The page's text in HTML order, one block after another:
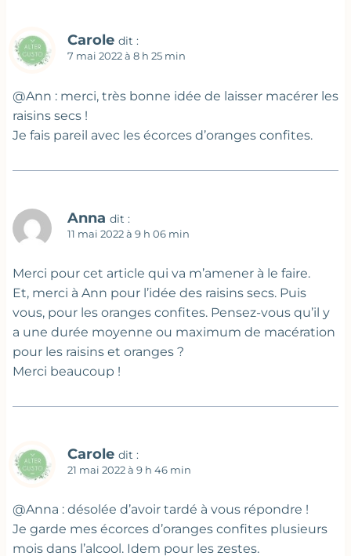
Carole dit :
7 mai 2022 à 8 h 25 min
@Ann : merci, très bonne idée de laisser macérer les
raisins secs !
Je fais pareil avec les écorces d’oranges confites.
Anna dit :
11 mai 2022 à 9 h 06 min
Merci pour cet article qui va m’amener à le faire.
Et, merci à Ann pour l’idée des raisins secs. Puis
vous, pour les oranges confites. Pensez-vous qu’il y
a une durée moyenne ou maximum de macération
pour les raisins et oranges ?
Merci beaucoup !
Carole dit :
21 mai 2022 à 9 h 46 min
@Anna : désolée d’avoir tardé à vous répondre !
Je garde mes écorces d’oranges confites plusieurs
mois dans l’alcool. Idem pour les zestes.